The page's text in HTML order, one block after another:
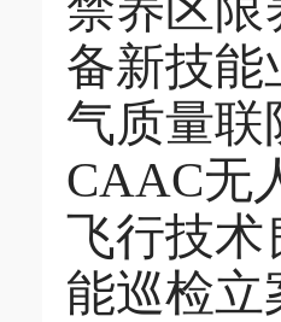
备新技能
气质量联
CAAC无
飞行技术
能巡检立